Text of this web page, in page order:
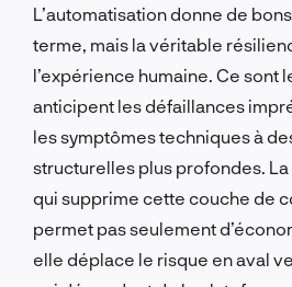
L’automatisation donne de
terme, mais la véritable
l’expérience humaine. Ce sont
anticipent les défaillances
les symptômes techniques à
structurelles plus profondes.
qui supprime cette couche de
permet pas seulement
elle déplace le risque en aval